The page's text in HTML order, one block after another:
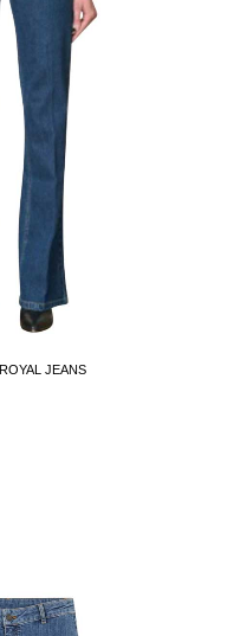
JEANS